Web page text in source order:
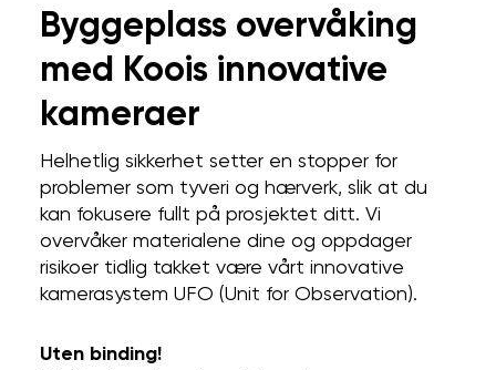
Byggeplass overvåking
med Koois innovative
kameraer
Helhetlig sikkerhet setter en stopper for
problemer som tyveri og hærverk, slik at du
kan fokusere fullt på prosjektet ditt. Vi
overvåker materialene dine og oppdager
risikoer tidlig takket være vårt innovative
kamerasystem UFO (Unit for Observation).
Uten binding!